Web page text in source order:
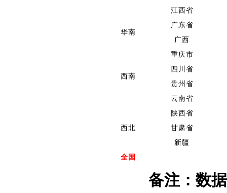
江西省
华南
广东省
广西
西南
重庆市
四川省
贵州省
云南省
西北
陕西省
甘肃省
新疆
全国
备注：数